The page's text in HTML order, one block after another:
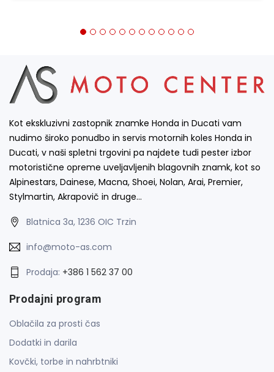
Kot ekskluzivni zastopnik znamke Honda in Ducati vam
nudimo široko ponudbo in servis motornih koles Honda in
Ducati, v naši spletni trgovini pa najdete tudi pester izbor
motoristične opreme uveljavljenih blagovnih znamk, kot so
Alpinestars, Dainese, Macna, Shoei, Nolan, Arai, Premier,
Stylmartin, Akrapovič in druge…
Blatnica 3a, 1236 OIC Trzin
info@moto-as.com
Prodaja: +386 1 562 37 00
Prodajni program
Oblačila za prosti čas
Dodatki in darila
Kovčki, torbe in nahrbtniki